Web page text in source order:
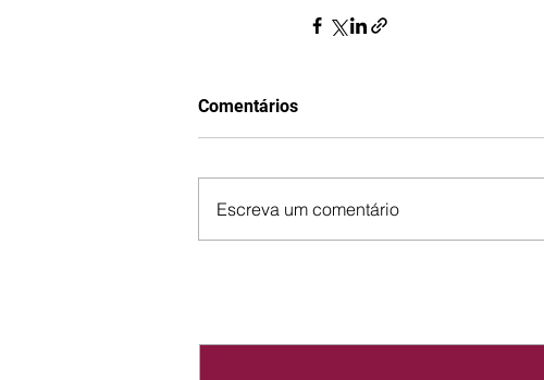
Comentários
Escreva um comentário